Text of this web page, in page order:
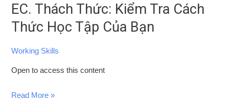
Nhất
Của
Học
EC. Thách Thức: Kiểm Tra Cách
Thức Học Tập Của Bạn
Working Skills
Open to access this content
EC.
Thách
Thức:
Kiểm
Cách
Read More »